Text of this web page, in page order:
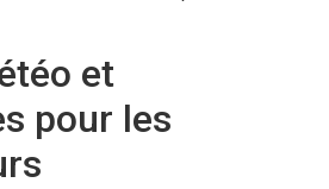
et
pour les